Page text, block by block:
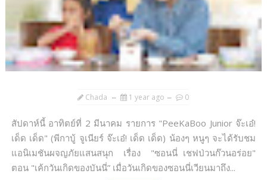
Chada 1 year ago 0
สัปดาห์นี้ อาทิตย์ที่ 2 มีนาคม รายการ "PeeKaBoo Junior จ๊ะเอ๋!
เด็ด เด็ด" (พีกาบู้ จูเนียร์ จ๊ะเอ๋! เด็ด เด็ด) น้องๆ หนูๆ จะได้รับชม
แอนิเมชันผจญภัยแสนสนุก เรื่อง "ซอนนี่ เชฟป่วนก๊วนอร่อย"
ตอน "เค้กวันเกิดของบันนี่” เมื่อวันเกิดของซอนนี่เวียนมาถึง...